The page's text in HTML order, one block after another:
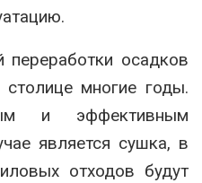
переработки осадков
многие годы.
и эффективным
является сушка, в
отходов будут